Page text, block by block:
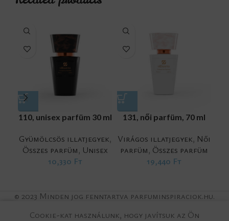
110, unisex parfüm 30 ml
Gyümölcsös illatjegyek,
Összes parfüm, Unisex
10,330 Ft
131, női parfüm, 70 ml
Virágos illatjegyek, Női
parfüm, Összes parfüm
19,440 Ft
© 2023 Minden jog fenntartva parfuminspiraciok.hu.
Cookie-kat használunk, hogy javítsuk az Ön